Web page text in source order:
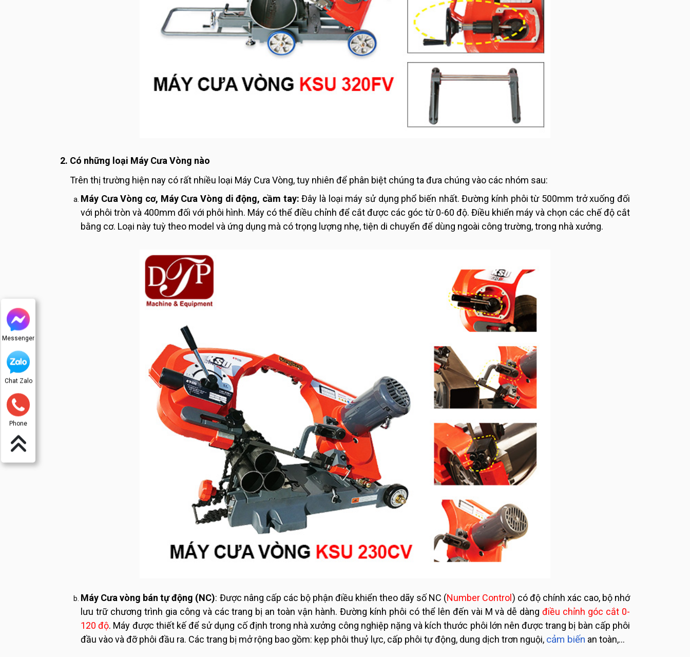
Messenger
Chat Zalo
Phone
2. Có những loại Máy Cưa Vòng nào
Trên thị trường hiện nay có rất nhiều loại Máy Cưa Vòng, tuy nhiên để phân biệt chúng ta đưa chúng vào các nhóm sau:
Máy Cưa Vòng cơ, Máy Cưa Vòng di động, cầm tay: Đây là loại máy sử dụng phổ biến nhất. Đường kính phôi từ 500mm trở xuống đối
với phôi tròn và 400mm đối với phôi hình. Máy có thể điều chỉnh để cắt được các góc từ 0-60 độ. Điều khiển máy và chọn các chế độ cắt
bằng cơ. Loại này tuỳ theo model và ứng dụng mà có trọng lượng nhẹ, tiện di chuyển để dùng ngoài công trường, trong nhà xưởng.
Máy Cưa vòng bán tự động (NC): Được nâng cấp các bộ phận điều khiển theo dãy số NC (Number Control ) có độ chính xác cao, bộ nhớ
lưu trữ chương trình gia công và các trang bị an toàn vận hành. Đường kính phôi có thể lên đến vài M và dễ dàngđiều chỉnh góc cắt 0-
120 độ. Máy được thiết kế để sử dụng cố định trong nhà xưởng công nghiệp nặng và kích thước phôi lớn nên được trang bị bàn cấp phôi
đầu vào và đỡ phôi đầu ra. Các trang bị mở rộng bao gồm: kẹp phôi thuỷ lực, cấp phôi tự động, dung dịch trơn nguội, cảm biến an toàn,...